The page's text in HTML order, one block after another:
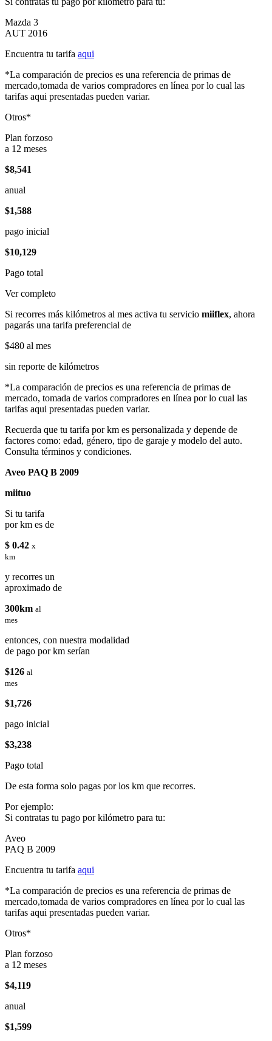
Mazda 3
AUT 2016
Encuentra tu tarifa aqui
*La comparación de precios es una referencia de primas de
mercado,tomada de varios compradores en línea por lo cual las
tarifas aqui presentadas pueden variar.
Otros*
Plan forzoso
a 12 meses
$8,541
anual
$1,588
pago inicial
$10,129
Pago total
Ver completo
Si recorres más kilómetros al mes activa tu servicio miiflex, ahora
pagarás una tarifa preferencial de
$480 al mes
sin reporte de kilómetros
*La comparación de precios es una referencia de primas de
mercado, tomada de varios compradores en línea por lo cual las
tarifas aqui presentadas pueden variar.
Recuerda que tu tarifa por km es personalizada y depende de
factores como: edad, género, tipo de garaje y modelo del auto.
Consulta términos y condiciones.
Aveo PAQ B 2009
miituo
Si tu tarifa
por km es de
$ 0.42 x
km
y recorres un
aproximado de
300km al
mes
entonces, con nuestra modalidad
de pago por km serían
$126 al
mes
$1,726
pago inicial
$3,238
Pago total
De esta forma solo pagas por los km que recorres.
Por ejemplo:
Si contratas tu pago por kilómetro para tu:
Aveo
PAQ B 2009
Encuentra tu tarifa aqui
*La comparación de precios es una referencia de primas de
mercado,tomada de varios compradores en línea por lo cual las
tarifas aqui presentadas pueden variar.
Otros*
Plan forzoso
a 12 meses
$4,119
anual
$1,599